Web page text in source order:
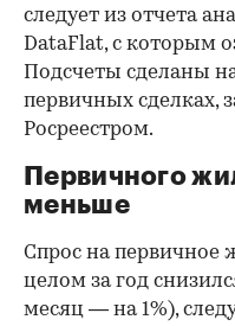
следует из отчета
DataFlat, с которым
Подсчеты сделаны
первичных сделках,
Росреестром.
Первичного
меньше
Спрос на первичное
целом за год
месяц — на 1%),